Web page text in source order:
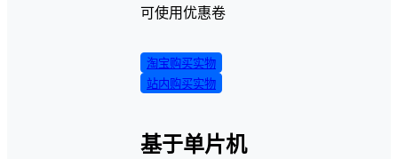
可使用优惠卷
淘宝购买实物
站内购买实物
基于单片机